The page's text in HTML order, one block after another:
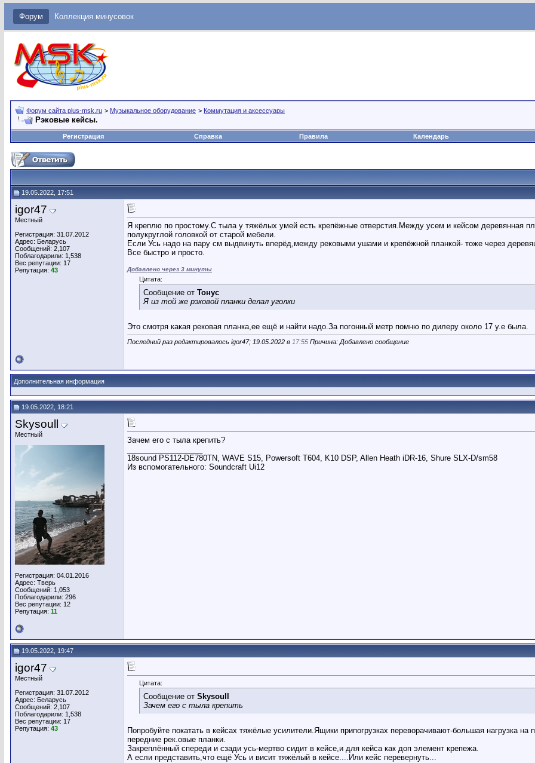
Форум Коллекция минусовок
Форум сайта plus-msk.ru > Музыкальное оборудование > Коммутация и аксессуары
Рэковые кейсы.
Регистрация Справка Правила Календарь
19.05.2022, 17:51
igor47
Местный
Регистрация: 31.07.2012
Адрес: Беларусь
Сообщений: 2,107
Поблагодарили: 1,538
Вес репутации: 17
Репутация: 43
Я креплю по простому.С тыла у тяжёлых умей есть крепёжные отверстия.Между усем и кейсом деревянная
полукруглой головкой от старой мебели.
Если Усь надо на пару см выдвинуть вперёд,между рековыми ушами и крепёжной планкой- тоже через
Все быстро и просто.
Добавлено через 3 минуты
Цитата:
Сообщение от Тонус
Я из той же рэковой планки делал уголки
Это смотря какая рековая планка,ее ещё и найти надо.За погонный метр помню по дилеру около 17 у.е была.
Последний раз редактировалось igor47; 19.05.2022 в 17:55 Причина: Добавлено сообщение
Дополнительная информация
19.05.2022, 18:21
Skysoull
Местный
Регистрация: 04.01.2016
Адрес: Тверь
Сообщений: 1,053
Поблагодарили: 296
Вес репутации: 12
Репутация: 11
Зачем его с тыла крепить?
18sound PS112-DE780TN, WAVE S15, Powersoft T604, K10 DSP, Allen Heath iDR-16, Shure SLX-D/sm58
Из вспомогательного: Soundcraft Ui12
19.05.2022, 19:47
igor47
Местный
Регистрация: 31.07.2012
Адрес: Беларусь
Сообщений: 2,107
Поблагодарили: 1,538
Вес репутации: 17
Репутация: 43
Цитата:
Сообщение от Skysoull
Зачем его с тыла крепить
Попробуйте покатать в кейсах тяжёлые усилители.Ящики припогрузках переворачивают-большая нагрузка
передние рек.овые планки.
Закреплённый спереди и сзади усь-мертво сидит в кейсе,и для кейса как доп элемент крепежа.
А если представить,что ещё Усь и висит тяжёлый в кейсе....Или кейс перевернуть...